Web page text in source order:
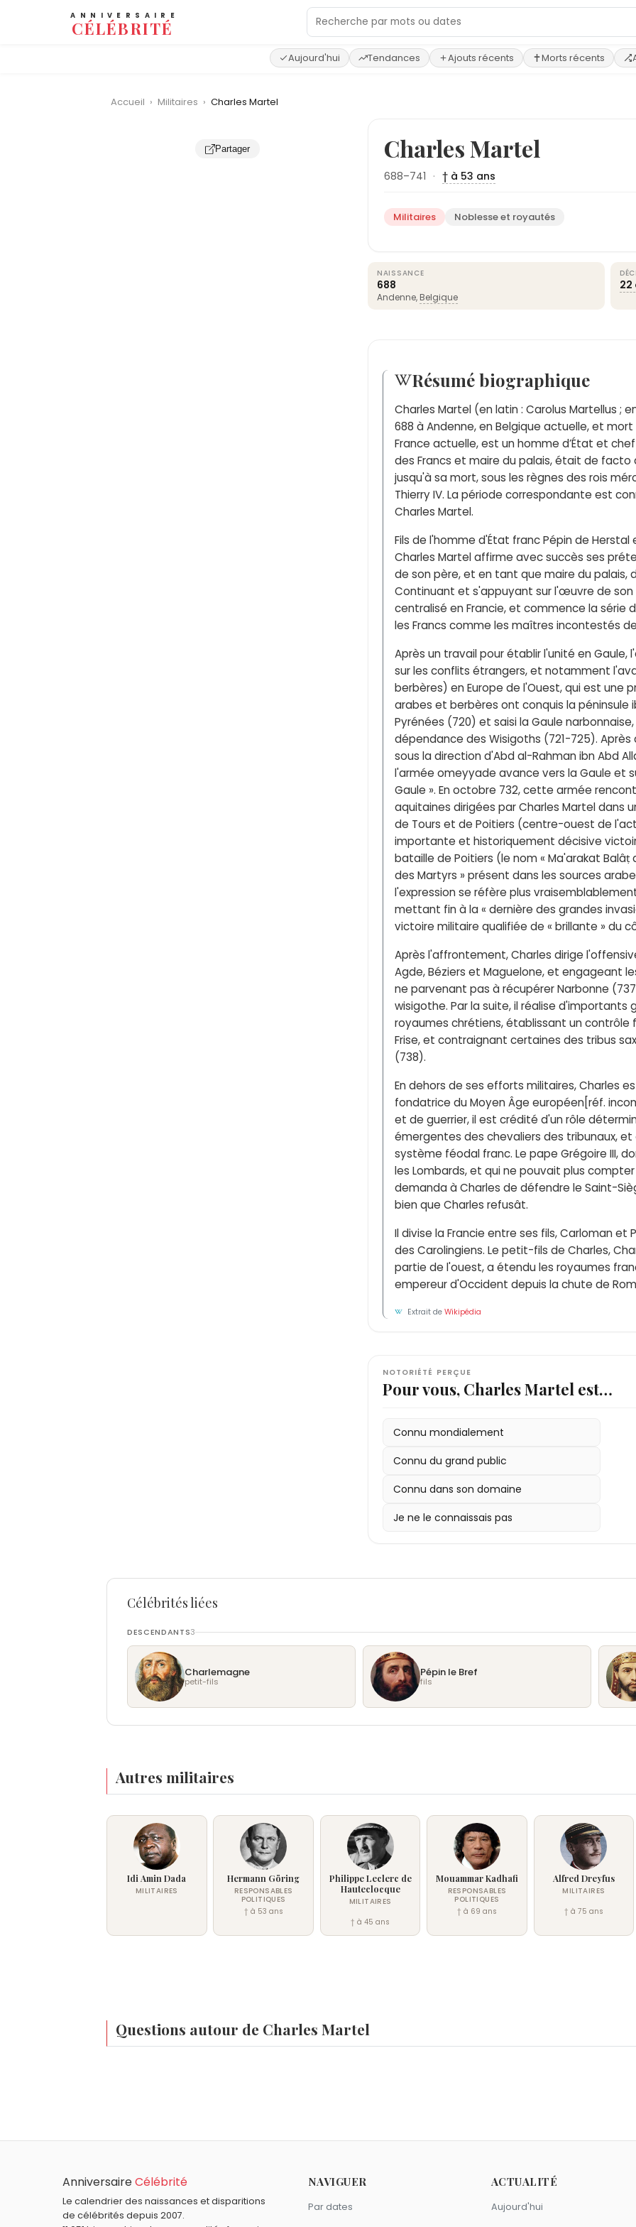
ANNIVERSAIRE
CÉLÉBRITÉ
Aujourd'hui Tendances Ajouts récents Morts récents
Accueil › Militaires › Charles Martel
Partager Charles Martel
688–741 · † à 53 ans
Militaires Noblesse et royautés
NAISSANCE
688
Andenne, Belgique
22
Résumé biographique
Charles Martel (en latin : Carolus Martellus ;
688 à Andenne, en Belgique actuelle, et
France actuelle, est un homme d’État et
des Francs et maire du palais, était de facto
jusqu'à sa mort, sous les règnes des rois
Thierry IV. La période correspondante est
Charles Martel.
Fils de l'homme d'État franc Pépin de
Charles Martel affirme avec succès ses
de son père, et en tant que maire du palais,
Continuant et s'appuyant sur l'œuvre de
centralisé en Francie, et commence la série
les Francs comme les maîtres incontestés
Après un travail pour établir l'unité en
sur les conflits étrangers, et notamment
berbères) en Europe de l'Ouest, qui est une
arabes et berbères ont conquis la péninsule
Pyrénées (720) et saisi la Gaule
dépendance des Wisigoths (721-725).
sous la direction d'Abd al-Rahman ibn Abd
l'armée omeyyade avance vers la Gaule et
Gaule ». En octobre 732, cette armée
aquitaines dirigées par Charles Martel dans
de Tours et de Poitiers (centre-ouest de
importante et historiquement décisive
bataille de Poitiers (le nom « Ma'arakat Balâṭ
des Martyrs » présent dans les sources
l'expression se réfère plus
mettant fin à la « dernière des grandes
victoire militaire qualifiée de « brillante » du
Après l'affrontement, Charles dirige
Agde, Béziers et Maguelone, et engageant
ne parvenant pas à récupérer Narbonne
wisigothe. Par la suite, il réalise
royaumes chrétiens, établissant un contrôle
Frise, et contraignant certaines des tribus
(738).
En dehors de ses efforts militaires, Charles
fondatrice du Moyen Âge européen[réf.
et de guerrier, il est crédité d'un rôle
émergentes des chevaliers des tribunaux,
système féodal franc. Le pape Grégoire III,
les Lombards, et qui ne pouvait plus
demanda à Charles de défendre le Saint-
bien que Charles refusât.
Il divise la Francie entre ses fils, Carloman et
des Carolingiens. Le petit-fils de Charles,
partie de l'ouest, a étendu les royaumes
empereur d'Occident depuis la chute de
Extrait deWikipédia
NOTORIÉTÉ PERÇUE
Pour vous, Charles Martel est…
Connu mondialement
Connu du grand public
Connu dans son domaine
Je ne le connaissais pas
Célébrités liées
DESCENDANTS3
Charlemagne
petit-fils
Pépin le Bref
fils
Autres militaires
Idi Amin Dada
MILITAIRES
Hermann Göring
RESPONSABLES
POLITIQUES
† à 53 ans
Philippe Leclerc de
Hauteclocque
MILITAIRES
† à 45 ans
Mouammar Kadhafi
RESPONSABLES
POLITIQUES
† à 69 ans
Alfred Dreyfus
MILITAIRES
† à 75 ans
Questions autour de Charles Martel
AnniversaireCélébrité
Le calendrier des naissances et disparitions
de célébrités depuis 2007.
NAVIGUER
Par dates
ACTUALITÉ
Aujourd'hui